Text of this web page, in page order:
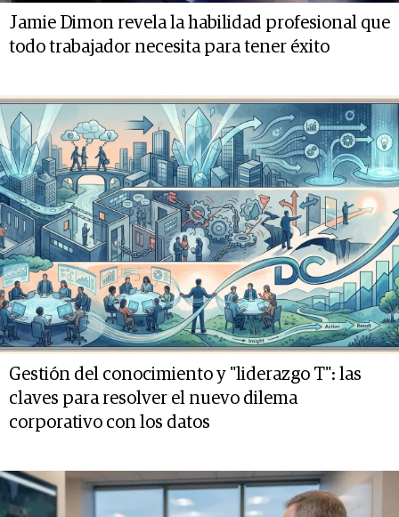
Jamie Dimon revela la habilidad profesional que
todo trabajador necesita para tener éxito
Gestión del conocimiento y "liderazgo T": las
claves para resolver el nuevo dilema
corporativo con los datos